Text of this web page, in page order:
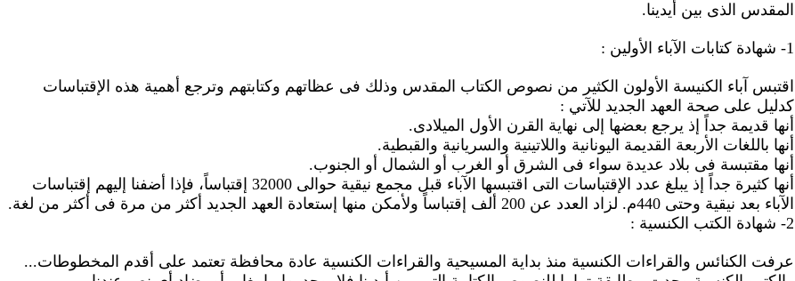
المقدس الذى بين أيدينا.
1- شهادة كتابات الآباء الأولين :
اقتبس آباء الكنيسة الأولون الكثير من نصوص الكتاب المقدس وذلك فى عظاتهم وكتابتهم وترجع أهمية هذه الإقتباسات
كدليل على صحة العهد الجديد للآتي :
أنها قديمة جداً إذ يرجع بعضها إلى نهاية القرن الأول الميلادى.
أنها باللغات الأربعة القديمة اليونانية واللاتينية والسريانية والقبطية.
أنها مقتبسة فى بلاد عديدة سواء فى الشرق أو الغرب أو الشمال أو الجنوب.
أنها كثيرة جداً إذ يبلغ عدد الإقتباسات التى اقتبسها الآباء قبل مجمع نيقية حوالى 32000 إقتباساً، فإذا أضفنا إليهم إقتباسات
الآباء بعد نيقية وحتى 440م. لزاد العدد عن 200 ألف إقتباساً ولأمكن منها إستعادة العهد الجديد أكثر من مرة فى أكثر من لغة.
2- شهادة الكتب الكنسية :
عرفت الكنائس والقراءات الكنسية منذ بداية المسيحية والقراءات الكنسية عادة محافظة تعتمد على أقدم المخطوطات...